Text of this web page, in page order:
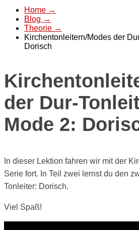
Home →
Blog →
Theorie →
Kirchentonleitern/Modes der
Dorisch
der Dur-
Mode 2:
In dieser Lektion fahren wir mit der
Serie fort. In Teil zwei lernst du den
Tonleiter: Dorisch.
Viel Spaß!